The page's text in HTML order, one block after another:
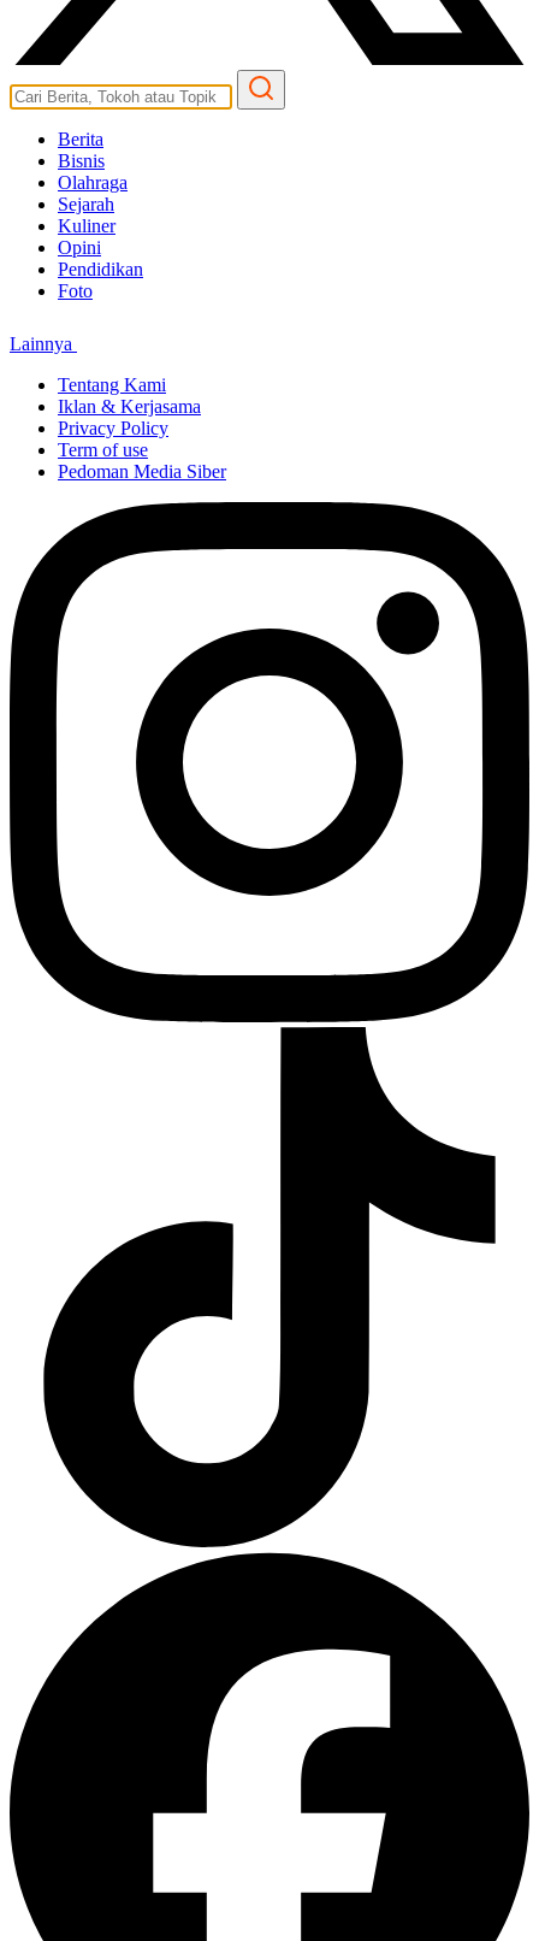
Berita
Bisnis
Olahraga
Sejarah
Kuliner
Opini
Pendidikan
Foto
Lainnya
Tentang Kami
Iklan & Kerjasama
Privacy Policy
Term of use
Pedoman Media Siber